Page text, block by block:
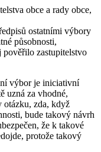
obce a rady obce,
ostatními výbory
působnosti,
zastupitelstvo
výbor je iniciativní
uzná za vhodné,
otázku, zda, když
bude takový návrh
že k takové
protože takový